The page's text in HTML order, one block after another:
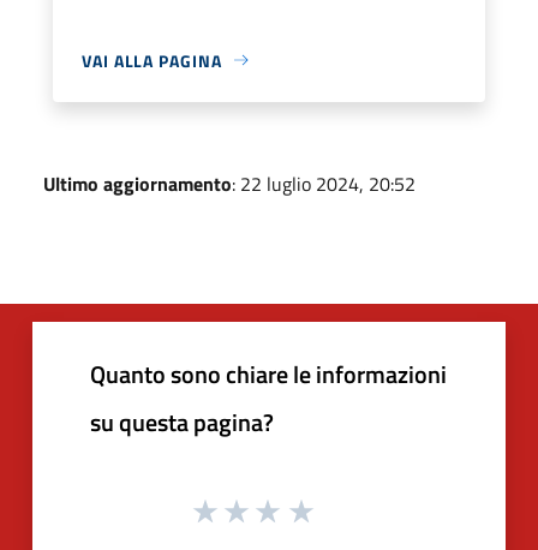
VAI ALLA PAGINA
Ultimo aggiornamento: 22 luglio 2024, 20:52
Quanto sono chiare le informazioni
su questa pagina?